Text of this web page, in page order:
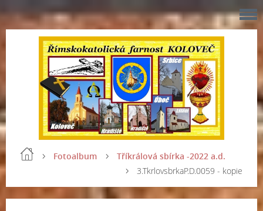
Fotoalbum
Tříkrálová sbírka -2022 a.d.
3.TkrlovsbrkaP.D.0059 - kopie